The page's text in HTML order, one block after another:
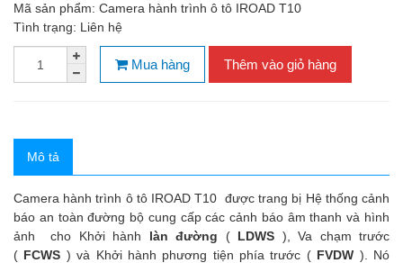
Mã sản phẩm: Camera hành trình ô tô IROAD T10
Tình trạng: Liên hệ
Mua hàng Thêm vào giỏ hàng
Mô tả
Camera hành trình ô tô IROAD T10 được trang bị Hệ thống cảnh
báo an toàn đường bộ cung cấp các cảnh báo âm thanh và hình
ảnh cho Khởi hành làn đường ( LDWS ), Va chạm trước
( FCWS ) và Khởi hành phương tiện phía trước ( FVDW ). Nó